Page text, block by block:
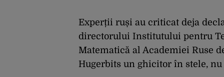
Experții ruși au criticat deja
directorului Institutului pentru
Matematică al Academiei Ruse
Hugerbits un ghicitor în stele,